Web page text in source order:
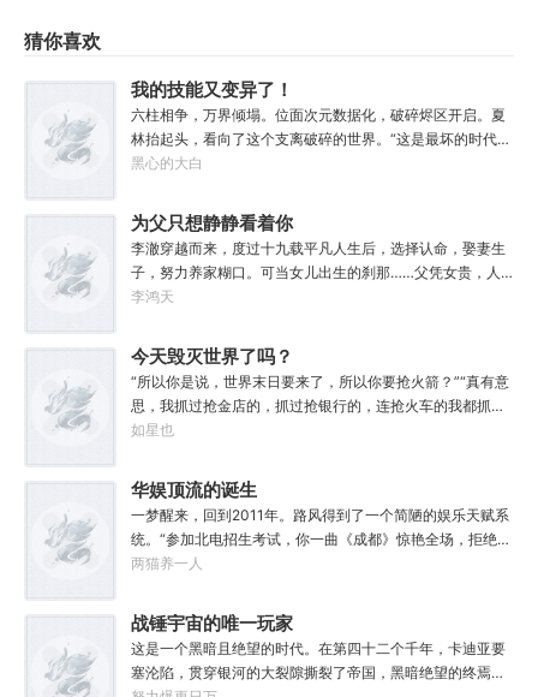
猜你喜欢
我的技能又变异了！
六柱相争，万界倾塌。位面次元数据化，破碎烬区开启。夏
林抬起头，看向了这个支离破碎的世界。“这是最坏的时代，
坏就坏在异族入侵，魔怪横行，人族内斗，蝇营狗苟。”“这
至高无上！”【不稳定变异：您的所有技能都会在一次烬区开
始时产生随机变异。您所承受的一切buff或debuff，亦将产
生随机变异。】……【背刺（F级技能）：从背后发起的攻击
伤害增加。】【背刺（变异）：当你背刺所属势力后，根据
所造成的影响永久提升全属性。】……【照明戏法（F级技
播爱与核平。】……【六甲天兵（S级技能）：召唤六甲天
兵，降妖除魔。】【身怀六甲天兵（变异）：让目标强制受
孕，子嗣必为天兵转世，自带灵根。】……爆炸级的属性，
规则性的技能。我，夏林，即是数值怪，又是机制怪！“完
黑心的大白
为父只想静静看着你
长生
李澈穿越而来，度过十九载平凡人生后，选择认命，娶妻生
子，努力养家糊口。可当女儿出生的刹那……父凭女贵，人
生不再平凡。……女儿平安出生，你获得道果【仙工】女儿
无灾，获得道果【无垢心】女儿三岁，活泼机灵，获得道果
【棋圣】女儿四岁、五岁、六岁…………李澈发现，女儿每长
大一岁，他便可凝聚出一颗道果，加持己身。从此以后，李
澈有了一个朴实无华的愿望。一岁一道果，默默守长生。为
父只想……从老婆孩子热炕头开始，心平气和的守护女儿长
间。
李鸿天
今天毁灭世界了吗？
“所以你是说，世界末日要来了，所以你要抢火箭？”“真有意
思，我抓过抢金店的，抓过抢银行的，连抢火车的我都抓
过，就是没抓过抢火箭的。”“你怎么想的？就算你真把火箭
开。”“真的，我已经开过无数次了。”“还有，你们真得快
点，我没时间了。”“没时间？”男人呵呵一笑。“你很忙
吗？”“很忙。”林序点点头。“我得去毁灭下一个世界了。”
如星也
华娱顶流的诞生
一梦醒来，回到2011年。路风得到了一个简陋的娱乐天赋系
统。“参加北电招生考试，你一曲《成都》惊艳全场，拒绝蜜
姐邀请，发疯苦学备战高考，以专业第一名入学，恭喜你，
想窒息，带资进组，截胡男一号，与狮姐疯狂炒CP，成功登
顶周票房冠军，恭喜你，获得了【张震的卓越气质】”……什
么是顶流？永争第一，绝不服输！强大的人气，恐怖的票
房，无敌的收视率，踏着无数对手铸就威名，颜值与才华并
两猫养一人
战锤宇宙的唯一玩家
这是一个黑暗且绝望的时代。在第四十二个千年，卡迪亚要
塞沦陷，贯穿银河的大裂隙撕裂了帝国，黑暗绝望的终焉时